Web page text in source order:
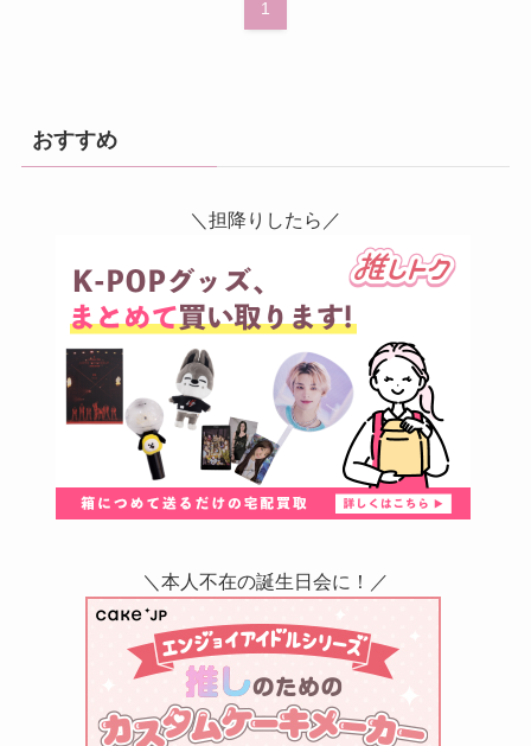
1
おすすめ
＼担降りしたら／
＼本人不在の誕生日会に！／